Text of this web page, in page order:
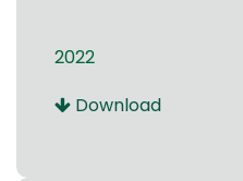
2022
Download